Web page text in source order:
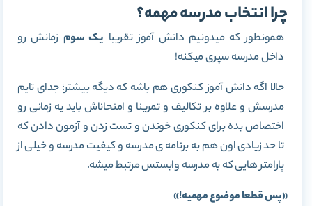
چرا انتخاب مدرسه مهمه؟
همونطور که میدونیم دانش آموز تقریبا یک سوم زمانش رو
داخل مدرسه سپری میکنه!
حالا اگه دانش آموز کنکوری هم باشه که دیگه بیشتر؛ جدای تایم
مدرسش و علاوه بر تکالیف و تمرینا و امتحاناش باید یه زمانی رو
اختصاص بده برای کنکوری خوندن و تست زدن و آزمون دادن که
تا حد زیادی اون هم به برنامه ی مدرسه و کیفیت مدرسه و خیلی از
پارامتر هایی که به مدرسه وابستس مرتبط میشه.
«پس قطعا موضوع مهمیه!»